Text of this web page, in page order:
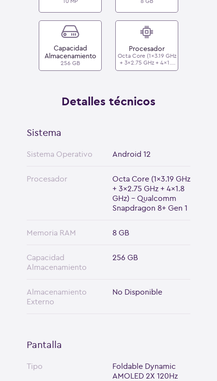
Capacidad
Almacenamiento
256 GB
Procesador
Octa Core (1x3.19 GHz
+ 3x2.75 GHz + 4x1.8
GHz) - Qualcomm
Detalles técnicos
Sistema
Sistema Operativo Android 12
Procesador
Octa Core (1x3.19 GHz
+ 3x2.75 GHz + 4x1.8
GHz) - Qualcomm
Snapdragon 8+ Gen 1
Memoria RAM 8 GB
Capacidad
Almacenamiento
256 GB
Almacenamiento
Externo
No Disponible
Pantalla
Tipo
Foldable Dynamic
AMOLED 2X 120Hz